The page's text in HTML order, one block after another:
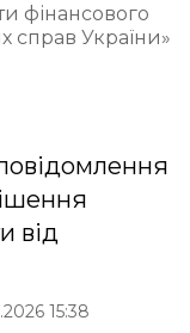
фінансового
справ України»
від
15:38